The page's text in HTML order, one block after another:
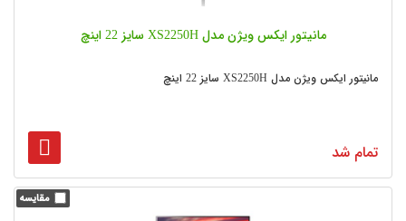
مانیتور ایکس ویژن مدل XS2250H سایز 22 اینچ
مانیتور ایکس ویژن مدل XS2250H سایز 22 اینچ
تمام شد